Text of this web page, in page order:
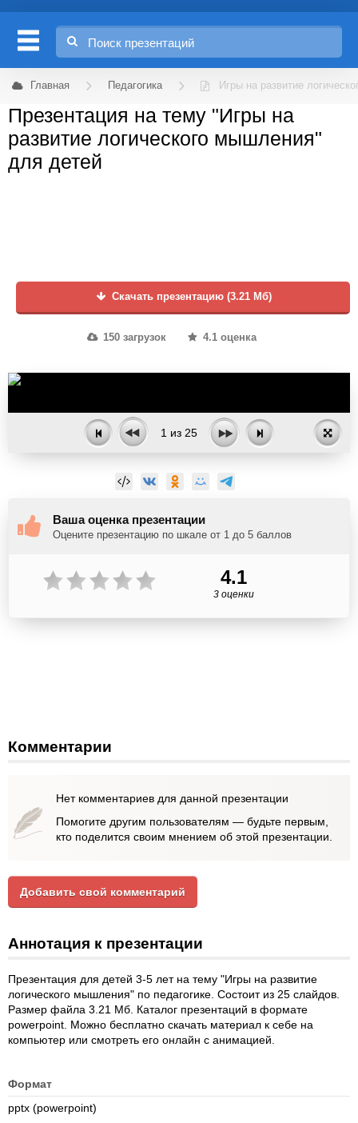
Главная Педагогика Игры на развитие
Презентация на тему "Игры на
развитие логического мышления"
для детей
Скачать презентацию (3.21 Мб)
150 загрузок 4.1 оценка
1 из 25
Ваша оценка презентации
Оцените презентацию по шкале от 1 до 5 баллов
4.1
3 оценки
Комментарии
Нет комментариев для данной презентации
Помогите другим пользователям — будьте первым,
кто поделится своим мнением об этой презентации.
Добавить свой комментарий
Аннотация к презентации
Презентация для детей 3-5 лет на тему "Игры на развитие
логического мышления" по педагогике. Состоит из 25 слайдов.
Размер файла 3.21 Мб. Каталог презентаций в формате
powerpoint. Можно бесплатно скачать материал к себе на
компьютер или смотреть его онлайн с анимацией.
Формат
pptx (powerpoint)